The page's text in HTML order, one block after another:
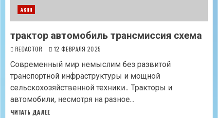
АКПП
трактор автомобиль трансмиссия схема
REDACTOR 12 ФЕВРАЛЯ 2025
Современный мир немыслим без развитой
транспортной инфраструктуры и мощной
сельскохозяйственной техники․ Тракторы и
автомобили, несмотря на разное...
ЧИТАТЬ ДАЛЕЕ